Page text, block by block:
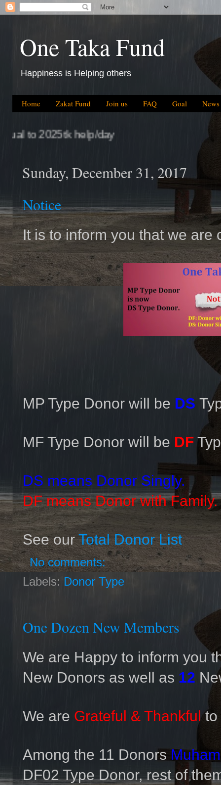
One Taka Fund
Happiness is Helping others
Home Zakat Fund Join us FAQ Goal News
Sunday, December 31, 2017
Notice
It is to inform you that we are
MP Type Donor will be DS
MF Type Donor will be DF
DS means Donor Singly.
DF means Donor with Family.
See ourTotal Donor List
No comments:
Labels: Donor Type
One Dozen New Members
We are Happy to inform you
New Donors as well as 12
We are Grateful & Thankfulto
Among the 11 Donors
DF02 Type Donor, rest of